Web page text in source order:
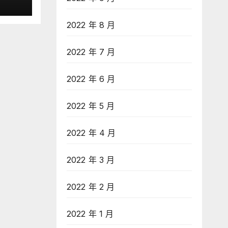
2022 年 8 月
2022 年 7 月
2022 年 6 月
2022 年 5 月
2022 年 4 月
2022 年 3 月
2022 年 2 月
2022 年 1 月